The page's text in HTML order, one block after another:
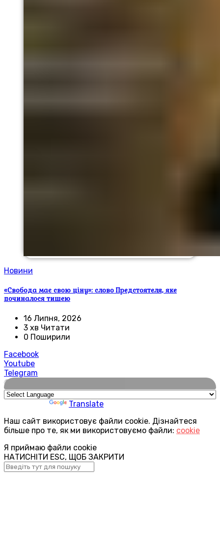
Новини
«Свобода має свою ціну»: слово Предстоятеля, яке
починалося тишею
16 Липня, 2026
3 хв Читати
0 Поширили
Facebook
Youtube
Telegram
🌍
Translate
Наш сайт використовує файли cookie. Дізнайтеся
більше про те, як ми використовуємо файли: cookie
Я приймаю файли cookie
НАТИСНІТИ ESC, ЩОБ ЗАКРИТИ